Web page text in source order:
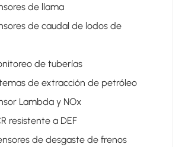
de llama
de caudal de lodos de
de tuberías
de extracción de petróleo
Lambda y NOx
resistente a DEF
de desgaste de frenos